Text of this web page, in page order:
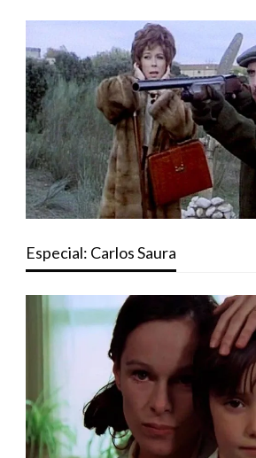
Especial: Carlos Saura